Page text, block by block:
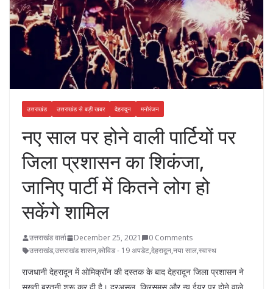
उत्तराखंड उत्तराखंड से बड़ी खबर देहरादून मनोरंजन
नए साल पर होने वाली पार्टियों पर
जिला प्रशासन का शिकंजा,
जानिए पार्टी में कितने लोग हो
सकेंगे शामिल
उत्तराखंड वार्ता December 25, 2021
0 Comments
उत्तराखंड,उत्तराखंड शासन,कोविड - 19 अपडेट,देहरादून,नया साल,स्वास्थ
राजधानी देहरादून में ओमिक्रॉन की दस्तक के बाद देहरादून जिला प्रशासन ने